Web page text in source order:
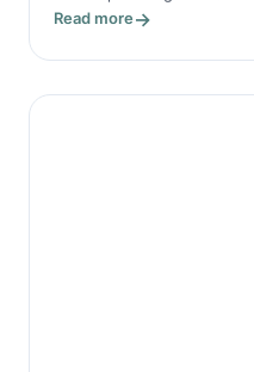
Read more